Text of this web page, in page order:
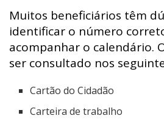
Muitos beneficiários têm
identificar o número
acompanhar o calendário.
ser consultado nos
Cartão do Cidadão
Carteira de trabalho